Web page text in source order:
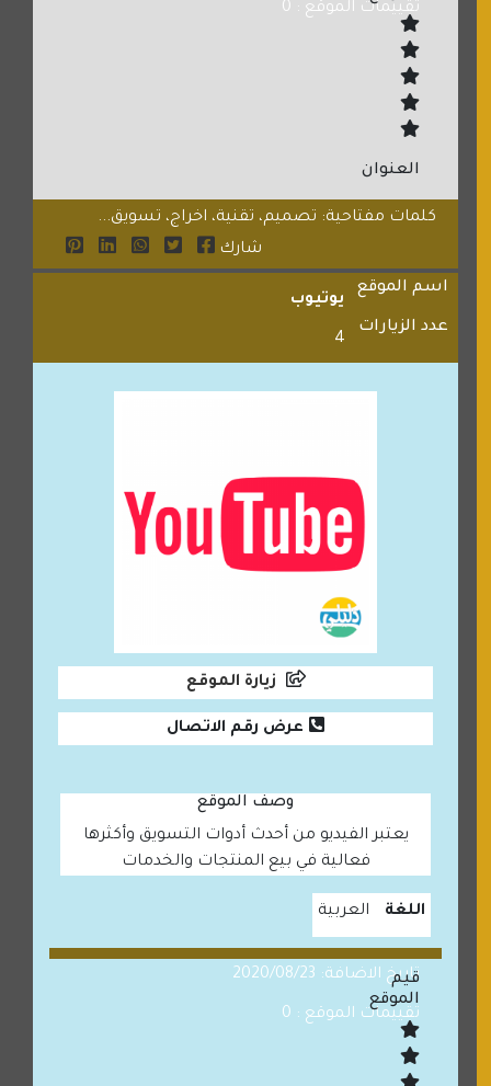
تقييمات الموقع : 0
العنوان
كلمات مفتاحية: تصميم، تقنية، اخراج، تسويق...
شارك
اسم الموقع
يوتيوب
عدد الزيارات
4
زيارة الموقع
عرض رقم الاتصال
وصف الموقع
يعتبر الفيديو من أحدث أدوات التسويق وأكثرها
فعالية في بيع المنتجات والخدمات
اللغة العربية
تاريخ الاضافة: 2020/08/23
تقييمات الموقع : 0
قيم
الموقع